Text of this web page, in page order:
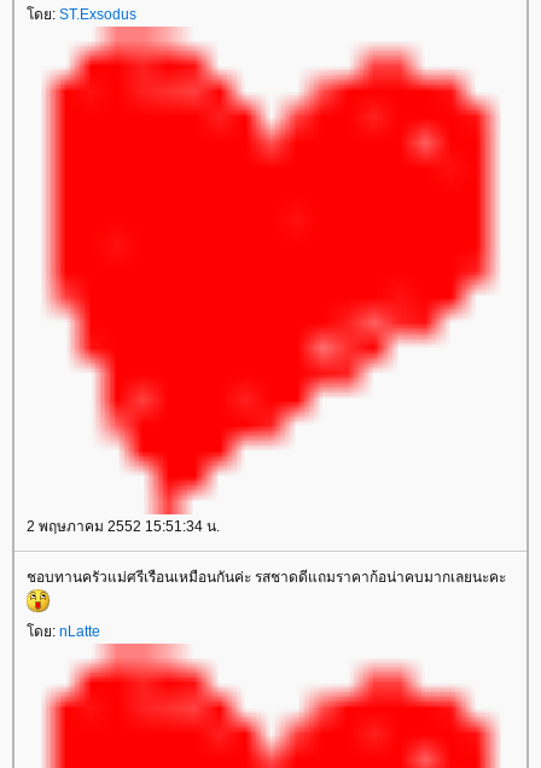
ดย: ST.Exsodus
2 พฤษภาคม 2552 15:51:34 น.
ชอบทานครัวแม่ศรีเรือนเหมือนกันค่ะ รสชาดดีแถมราคาก้อน่าคบมากเลยนะคะ
ดย: nLatte